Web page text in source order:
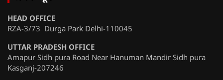
HEAD OFFICE
RZA-3/73 Durga Park Delhi-110045
UTTAR PRADESH OFFICE
Amapur Sidh pura Road Near Hanuman Mandir Sidh pura
Kasganj-207246